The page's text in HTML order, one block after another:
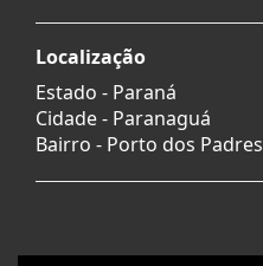
Localização
Estado - Paraná
Cidade - Paranaguá
Bairro - Porto dos Padres